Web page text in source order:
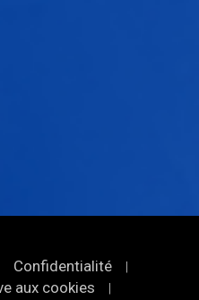
Confidentialité |
|
UFI Filters. All Rights